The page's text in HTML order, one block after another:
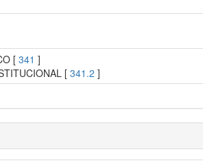
[341 ]
[341.2 ]